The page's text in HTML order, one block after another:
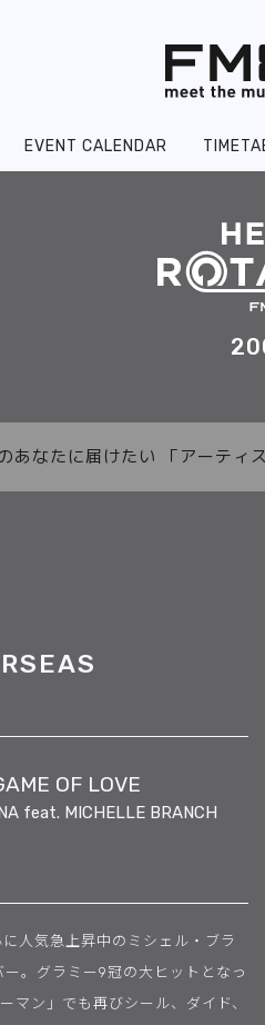
EVENT CALENDAR
あなたに届けたい 「アーテ
OF LOVE
feat. MICHELLE BRANCH
人気急上昇中のミシェル・ブラ
。グラミー9冠の大ヒットとなっ
マン」でも再びシール、ダイド、